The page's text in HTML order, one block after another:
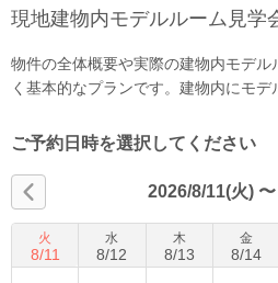
現地建物内モデルルーム見学
物件の全体概要や実際の建物内モデ
く基本的なプランです。建物内にモデ
ご予約日時を選択してください
2026/8/11(火) 〜
火
8/11
水
8/12
木
8/13
金
8/14